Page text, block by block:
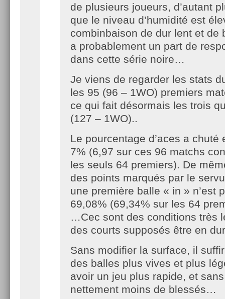
de plusieurs joueurs, d’autant
que le niveau d’humidité est
combinbaison de dur lent et de
a probablement un part de
dans cette série noire…
Je viens de regarder les stats
les 95 (96 – 1WO) premiers
ce qui fait désormais les trois
(127 – 1WO)..
Le pourcentage d’aces a chuté
7% (6,97 sur ces 96 matchs
les seuls 64 premiers). De
des points marqués par le
une première balle « in » n’est
69,08% (69,34% sur les 64
…Cec sont des conditions très
des courts supposés être en
Sans modifier la surface, il
des balles plus vives et plus
avoir un jeu plus rapide, et
nettement moins de blessés…